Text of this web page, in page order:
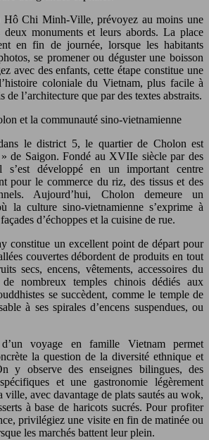
Hô Chi Minh-Ville, prévoyez au moins une
monuments et leurs abords. La place
en fin de journée, lorsque les habitants
se promener ou déguster une boisson
avec des enfants, cette étape constitue une
coloniale du Vietnam, plus facile à
de l’architecture que par des textes abstraits.
et la communauté sino-vietnamienne
le district 5, le quartier de Cholon est
de Saigon. Fondé au XVIIe siècle par des
s’est développé en un important centre
pour le commerce du riz, des tissus et des
Aujourd’hui, Cholon demeure un
la culture sino-vietnamienne s’exprime à
d’échoppes et la cuisine de rue.
constitue un excellent point de départ pour
couvertes débordent de produits en tout
secs, encens, vêtements, accessoires du
nombreux temples chinois dédiés aux
se succèdent, comme le temple de
à ses spirales d’encens suspendues, ou
voyage en famille Vietnam permet
la question de la diversité ethnique et
y observe des enseignes bilingues, des
et une gastronomie légèrement
ville, avec davantage de plats sautés au wok,
à base de haricots sucrés. Pour profiter
privilégiez une visite en fin de matinée ou
les marchés battent leur plein.